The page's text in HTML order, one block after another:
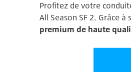
Profitez de votre
All Season SF 2. Grâce
premium de haute